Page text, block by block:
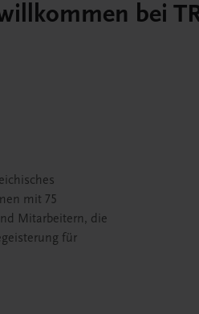
bei
mit 75
Mitarbeitern, die
für